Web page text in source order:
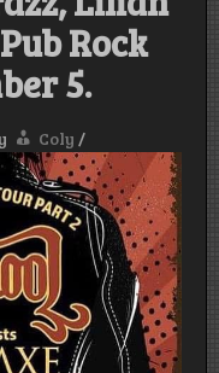
Rock
5.
Coly /